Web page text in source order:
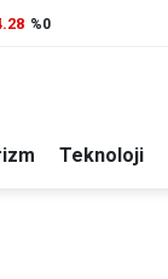
%0
Teknoloji